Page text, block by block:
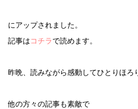
にアップされました。
記事はコチラで読めます。
昨晩、読みながら感動してひとりほろ
他の方々の記事も素敵で